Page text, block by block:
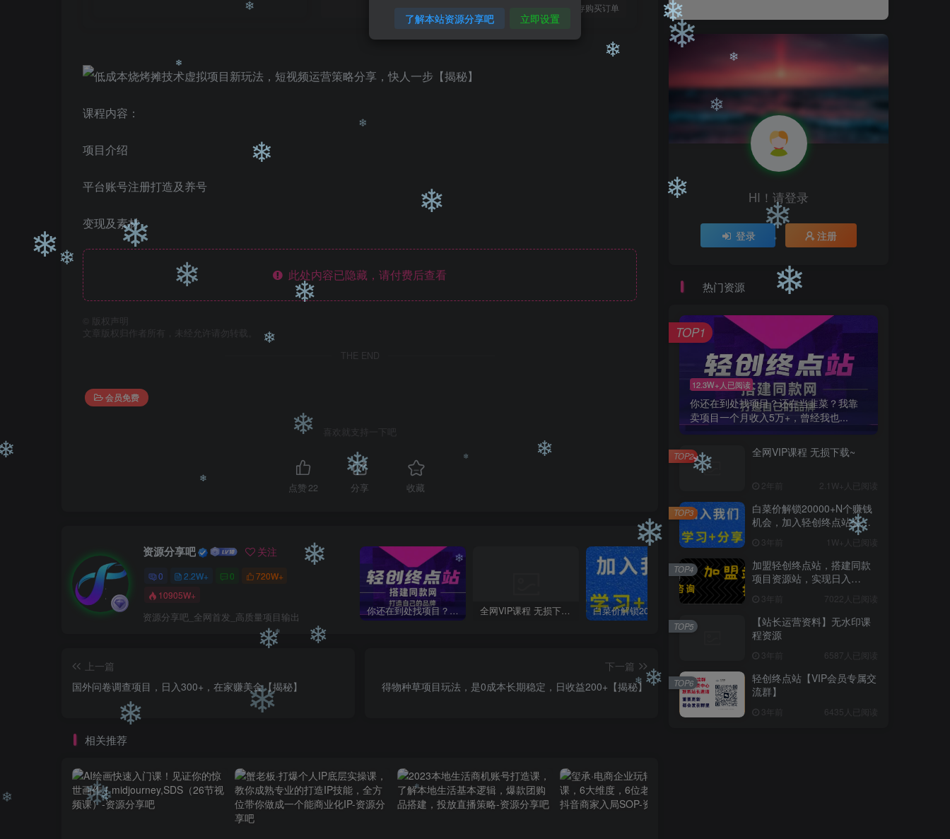
您当前未登录！建议登陆后购买，可保存购买订单
课程内容：
项目介绍
平台账号注册打造及养号
变现及素材
此处内容已隐藏，请付费后查看
版权声明
文章版权归作者所有，未经允许请勿转载。
THE END
会员免费
喜欢就支持一下吧
点赞22 分享 收藏
资源分享吧 关注
0 2.2W+ 0
720W+
10905W+
资源分享吧_全网首发_高质量项目输出 你还在到处找项目？还在当韭菜？我靠卖项目一个月收入5万+，曾经我也是个失败者。 全网VIP课程 无损下载~
上一篇
国外问卷调查项目，日入300+，在家赚美金【揭秘】
下一篇
得物种草项目玩法，是0成本长期稳定，日收益200+【揭秘】
相关推荐
HI！请登录
登录 注册
热门资源
12.3W+人已阅读
你还在到处找项目？还在当韭菜？我靠
卖项目一个月收入5万+，曾经我也...
TOP1
全网VIP课程 无损下载~
2年前 2.1W+人已阅读
TOP2
白菜价解锁20000+N个赚钱
机会，加入轻创终点站会
员，全站资源免费学习。
3年前 1W+人已阅读
TOP3
加盟轻创终点站，搭建同款
项目资源站，实现日入
3年前 7022人已阅读
TOP4
【站长运营资料】无水印课
程资源
3年前 6587人已阅读
TOP5
轻创终点站【VIP会员专属交
流群】
3年前 6435人已阅读
TOP6
了解本站资源分享吧 立即设置
❄
❄
❄
❄
❄
❄
❄
❄
❄
❄
❄
❄ ❄
❄
❄
❄
❄
❄
❄
❄